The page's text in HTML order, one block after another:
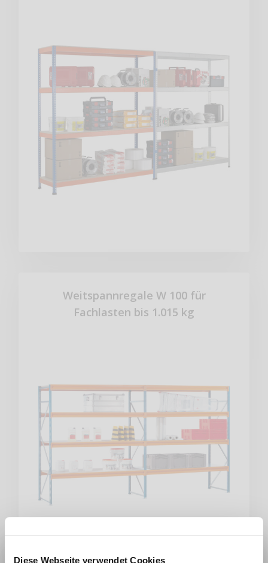
Diese Webseite verwendet Cookies
Weitspannregale W 100 für
Fachlasten bis 1.015 kg